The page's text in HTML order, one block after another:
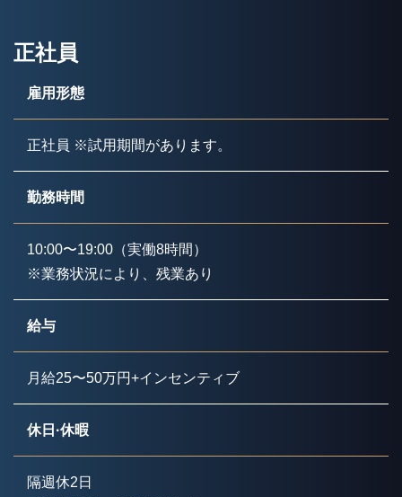
正社員
雇用形態
正社員 ※試用期間があります。
勤務時間
10:00〜19:00（実働8時間）
※業務状況により、残業あり
給与
月給25〜50万円+インセンティブ
休日·休暇
隔週休2日